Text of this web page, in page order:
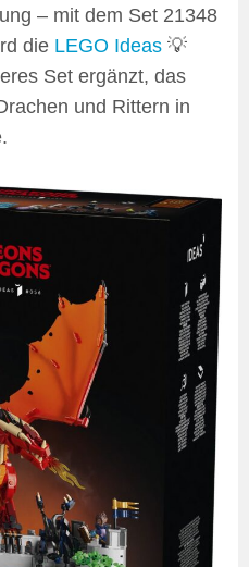
– mit dem Set 21348
die LEGO Ideas 💡
Set ergänzt, das
und Rittern in